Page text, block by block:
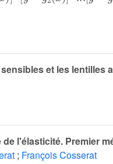
et les lentilles
l'élasticité. Premier
; François Cosserat